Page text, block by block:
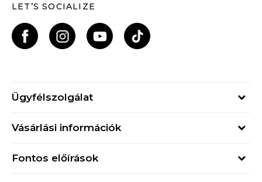
LET’S SOCIALIZE
Ügyfélszolgálat
online@buzzsneakers.hu
Vásárlási információk
Fontos előírások